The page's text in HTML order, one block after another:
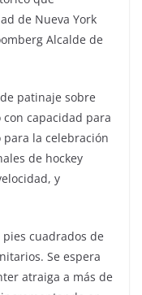
de Nueva York
Alcalde de
patinaje sobre
capacidad para
para la celebración
de hockey
y
cuadrados de
Se espera
atraiga a más de